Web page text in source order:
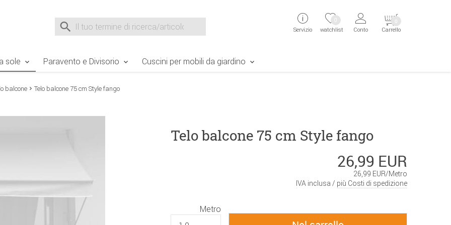
Suche nach
Servizio watchlist
0
Conto Carrello
0
sole Paravento e Divisorio Cuscini per mobili da giardino
balcone Telo balcone 75 cm Style fango
Telo balcone 75 cm Style fango
26,99 EUR
26,99 EUR/Metro
IVA inclusa / più Costi di spedizione
Metro